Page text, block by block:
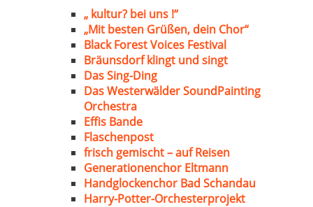
„ kultur? bei uns !“
„Mit besten Grüßen, dein Chor“
Black Forest Voices Festival
Bräunsdorf klingt und singt
Das Sing-Ding
Das Westerwälder SoundPainting
Orchestra
Effis Bande
Flaschenpost
frisch gemischt – auf Reisen
Generationenchor Eltmann
Handglockenchor Bad Schandau
Harry-Potter-Orchesterprojekt